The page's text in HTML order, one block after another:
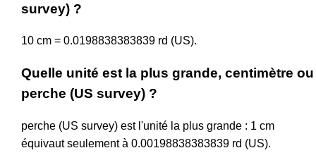
survey) ?
10 cm = 0.0198838383839 rd (US).
Quelle unité est la plus grande, centimètre ou
perche (US survey) ?
perche (US survey) est l'unité la plus grande : 1 cm
équivaut seulement à 0.00198838383839 rd (US).